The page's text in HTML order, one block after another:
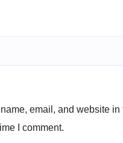
email, and website in
I comment.